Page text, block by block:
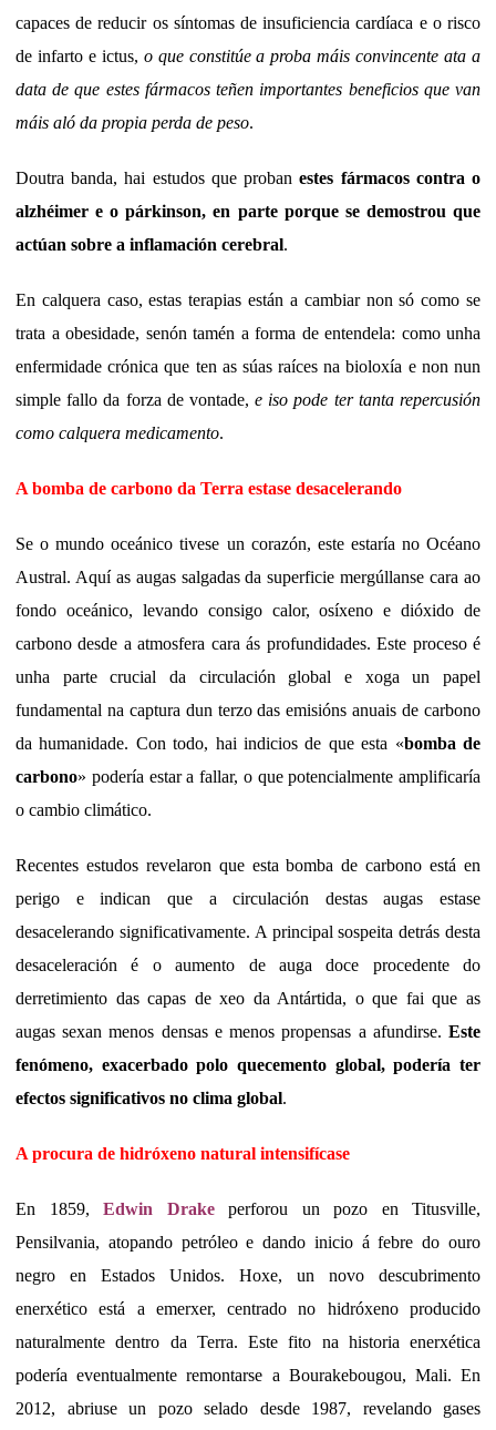
capaces de reducir os síntomas de insuficiencia cardíaca e o risco
de infarto e ictus, o que constitúe a proba máis convincente ata a
data de que estes fármacos teñen importantes beneficios que van
máis aló da propia perda de peso.
Doutra banda, hai estudos que probanestes fármacos contra o
alzhéimer e o párkinson, en parte porque se demostrou que
actúan sobre a inflamación cerebral.
En calquera caso, estas terapias están a cambiar non só como se
trata a obesidade, senón tamén a forma de entendela: como unha
enfermidade crónica que ten as súas raíces na bioloxía e non nun
simple fallo da forza de vontade,e iso pode ter tanta repercusión
como calquera medicamento.
A bomba de carbono da Terra estase desacelerando
Se o mundo oceánico tivese un corazón, este estaría no Océano
Austral. Aquí as augas salgadas da superficie mergúllanse cara ao
fondo oceánico, levando consigo calor, osíxeno e dióxido de
carbono desde a atmosfera cara ás profundidades. Este proceso é
unha parte crucial da circulación global e xoga un papel
fundamental na captura dun terzo das emisións anuais de carbono
da humanidade. Con todo, hai indicios de que esta «bomba de
carbono» podería estar a fallar, o que potencialmente amplificaría
o cambio climático.
Recentes estudos revelaron que esta bomba de carbono está en
perigo e indican que a circulación destas augas estase
desacelerando significativamente. A principal sospeita detrás desta
desaceleración é o aumento de auga doce procedente do
derretimiento das capas de xeo da Antártida, o que fai que as
augas sexan menos densas e menos propensas a afundirse. Este
fenómeno, exacerbado polo quecemento global, podería ter
efectos significativos no clima global.
A procura de hidróxeno natural intensifícase
En 1859, Edwin Drakeperforou un pozo en Titusville,
Pensilvania, atopando petróleo e dando inicio á febre do ouro
negro en Estados Unidos. Hoxe, un novo descubrimento
enerxético está a emerxer, centrado no hidróxeno producido
naturalmente dentro da Terra. Este fito na historia enerxética
podería eventualmente remontarse a Bourakebougou, Mali. En
2012, abriuse un pozo selado desde 1987, revelando gases